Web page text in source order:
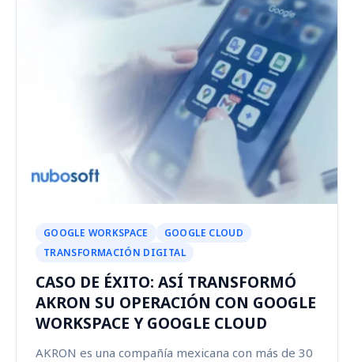
GOOGLE WORKSPACE
GOOGLE CLOUD
TRANSFORMACIÓN DIGITAL
CASO DE ÉXITO: ASÍ TRANSFORMÓ
AKRON SU OPERACIÓN CON GOOGLE
WORKSPACE Y GOOGLE CLOUD
AKRON es una compañía mexicana con más de 30